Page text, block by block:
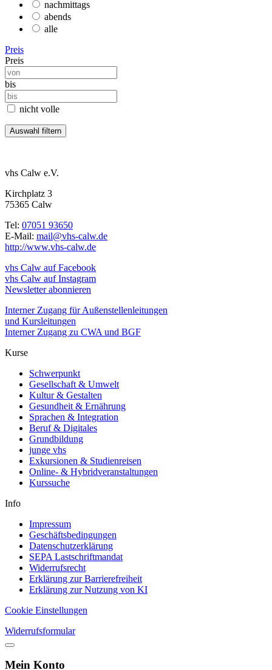
nachmittags
abends
alle
Preis
Preis
bis
nicht volle
vhs Calw e.V.
Kirchplatz 3
75365 Calw
Tel: 07051 93650
E-Mail: mail@vhs-calw.de
http://www.vhs-calw.de
vhs Calw auf Facebook
vhs Calw auf Instagram
Newsletter abonnieren
Interner Zugang für Außenstellenleitungen
und Kursleitungen
Interner Zugang zu CWA und BGF
Kurse
Schwerpunkt
Gesellschaft & Umwelt
Kultur & Gestalten
Gesundheit & Ernährung
Sprachen & Integration
Beruf & Digitales
Grundbildung
junge vhs
Exkursionen & Studienreisen
Online- & Hybridveranstaltungen
Kurssuche
Info
Impressum
Geschäftsbedingungen
Datenschutzerklärung
SEPA Lastschriftmandat
Widerrufsrecht
Erklärung zur Barrierefreiheit
Erklärung zur Nutzung von KI
Cookie Einstellungen
Widerrufsformular
Mein Konto